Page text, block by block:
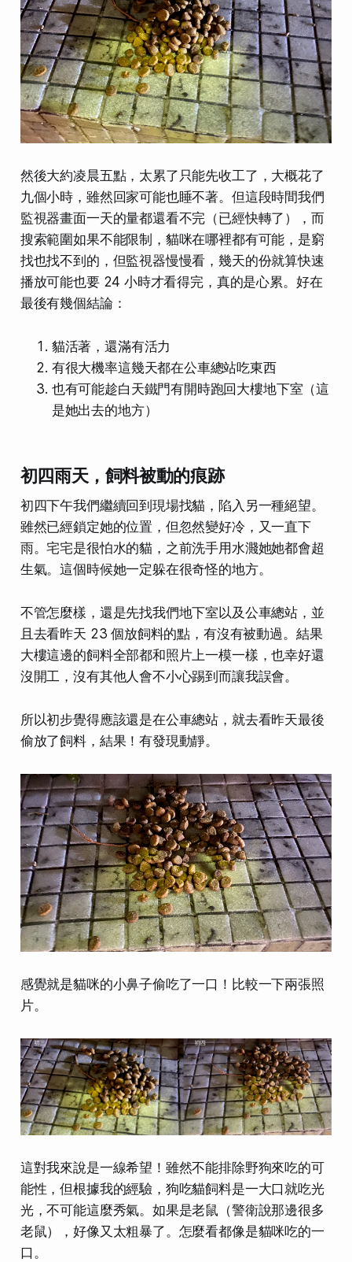
然後大約凌晨五點，太累了只能先收工了，大概花了
九個小時，雖然回家可能也睡不著。但這段時間我們
監視器畫面一天的量都還看不完（已經快轉了），而
搜索範圍如果不能限制，貓咪在哪裡都有可能，是窮
找也找不到的，但監視器慢慢看，幾天的份就算快速
播放可能也要 24 小時才看得完，真的是心累。好在
最後有幾個結論：
貓活著，還滿有活力
有很大機率這幾天都在公車總站吃東西
也有可能趁白天鐵門有開時跑回大樓地下室（這
是她出去的地方）
初四雨天，飼料被動的痕跡
初四下午我們繼續回到現場找貓，陷入另一種絕望。
雖然已經鎖定她的位置，但忽然變好冷，又一直下
雨。宅宅是很怕水的貓，之前洗手用水濺她她都會超
生氣。這個時候她一定躲在很奇怪的地方。
不管怎麼樣，還是先找我們地下室以及公車總站，並
且去看昨天 23 個放飼料的點，有沒有被動過。結果
大樓這邊的飼料全部都和照片上一模一樣，也幸好還
沒開工，沒有其他人會不小心踢到而讓我誤會。
所以初步覺得應該還是在公車總站，就去看昨天最後
偷放了飼料，結果！有發現動靜。
感覺就是貓咪的小鼻子偷吃了一口！比較一下兩張照
片。
這對我來說是一線希望！雖然不能排除野狗來吃的可
能性，但根據我的經驗，狗吃貓飼料是一大口就吃光
光，不可能這麼秀氣。如果是老鼠（警衛說那邊很多
老鼠），好像又太粗暴了。怎麼看都像是貓咪吃的一
口。